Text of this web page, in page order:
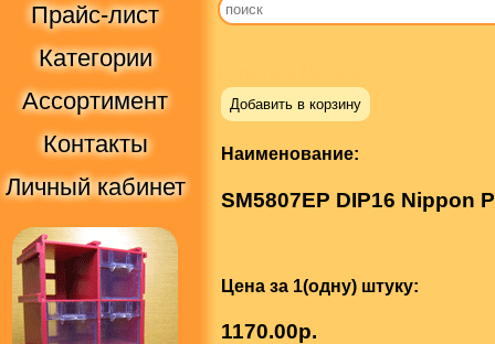
Прайс-лист
Категории
Ассортимент
Контакты
Личный кабинет
Добавить в корзину
Наименование:
SM5807EP DIP16 Nippon
Цена за 1(одну) штуку:
1170.00р.